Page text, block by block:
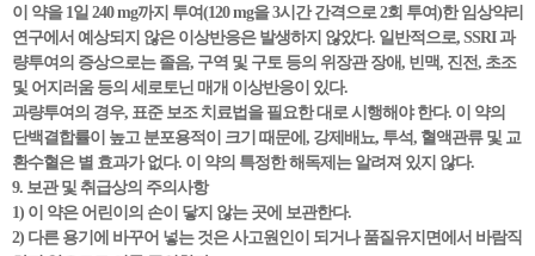
이 약을 1일 240 mg까지 투여(120 mg을 3시간 간격으로 2회 투여)한 임상약리
연구에서 예상되지 않은 이상반응은 발생하지 않았다. 일반적으로, SSRI 과
량투여의 증상으로는 졸음, 구역 및 구토 등의 위장관 장애, 빈맥, 진전, 초조
및 어지러움 등의 세로토닌 매개 이상반응이 있다.
과량투여의 경우, 표준 보조 치료법을 필요한 대로 시행해야 한다. 이 약의
단백결합률이 높고 분포용적이 크기 때문에, 강제배뇨, 투석, 혈액관류 및 교
환수혈은 별 효과가 없다. 이 약의 특정한 해독제는 알려져 있지 않다.
9. 보관 및 취급상의 주의사항
1) 이 약은 어린이의 손이 닿지 않는 곳에 보관한다.
2) 다른 용기에 바꾸어 넣는 것은 사고원인이 되거나 품질유지면에서 바람직